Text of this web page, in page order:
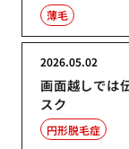
薄毛
画面越しでは
スク
2026.05.02
円形脱毛症